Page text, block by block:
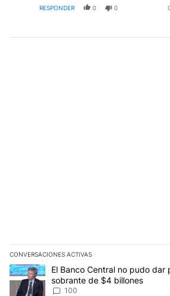
RESPONDER 0 0
CONVERSACIONES ACTIVAS
Este listado muestra los artículos con
Un artículo de tendencia con el título
El Banco Central no pudo dar
sobrante de $4 billones
100